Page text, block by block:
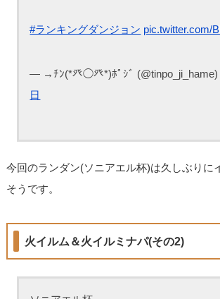
#ランキングダンジョン pic.twitter.com/
— →ﾁﾝ(*癶◯癶*)ﾎﾟｼﾞ (@tinpo_ji_hame)
日
今回のランダン(ソニアエル杯)は久しぶりに
そうです。
火イルム＆火イルミナパ(その2)